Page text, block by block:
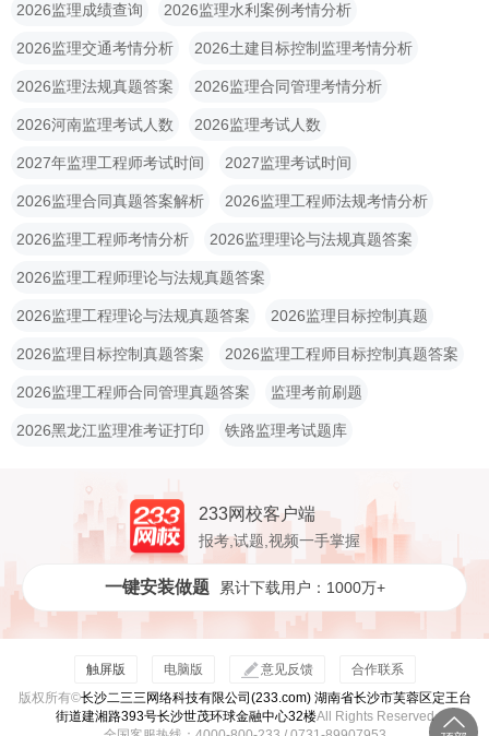
2026监理成绩查询 2026监理水利案例考情分析
2026监理交通考情分析 2026土建目标控制监理考情分析
2026监理法规真题答案 2026监理合同管理考情分析
2026河南监理考试人数 2026监理考试人数
2027年监理工程师考试时间 2027监理考试时间
2026监理合同真题答案解析 2026监理工程师法规考情分析
2026监理工程师考情分析 2026监理理论与法规真题答案
2026监理工程师理论与法规真题答案
2026监理工程理论与法规真题答案 2026监理目标控制真题
2026监理目标控制真题答案 2026监理工程师目标控制真题答案
2026监理工程师合同管理真题答案 监理考前刷题
2026黑龙江监理准考证打印 铁路监理考试题库
233网校客户端
报考,试题,视频一手掌握
一键安装做题 累计下载用户：1000万+
触屏版 电脑版 意见反馈
合作联系
版权所有©长沙二三三网络科技有限公司(233.com) 湖南省长沙市芙蓉区定王台
街道建湘路393号长沙世茂环球金融中心32楼All Rights Reserved